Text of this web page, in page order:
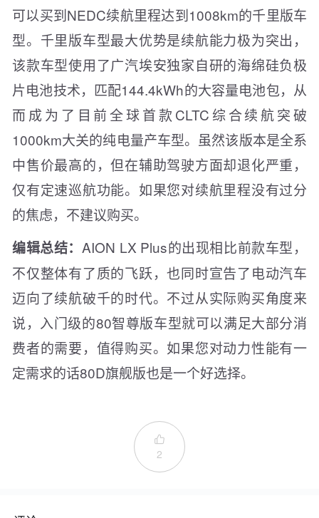
可以买到NEDC续航里程达到1008km的千里版车
型。千里版车型最大优势是续航能力极为突出，
该款车型使用了广汽埃安独家自研的海绵硅负极
片电池技术，匹配144.4kWh的大容量电池包，从
而成为了目前全球首款CLTC综合续航突破
1000km大关的纯电量产车型。虽然该版本是全系
中售价最高的，但在辅助驾驶方面却退化严重，
仅有定速巡航功能。如果您对续航里程没有过分
的焦虑，不建议购买。
编辑总结： AION LX Plus的出现相比前款车型，
不仅整体有了质的飞跃，也同时宣告了电动汽车
迈向了续航破千的时代。不过从实际购买角度来
说，入门级的80智尊版车型就可以满足大部分消
费者的需要，值得购买。如果您对动力性能有一
定需求的话80D旗舰版也是一个好选择。

2